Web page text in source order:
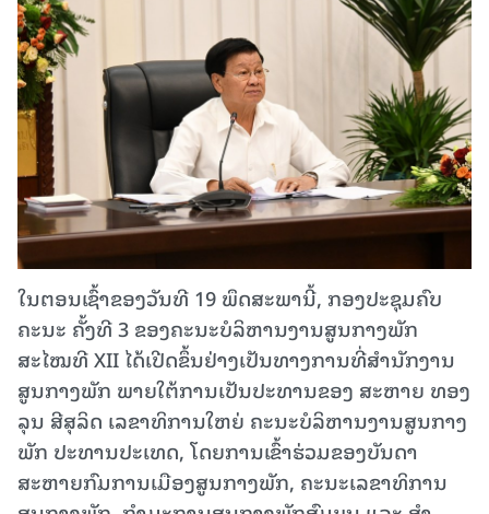
ໃນຕອນເຊົ້າຂອງວັນທີ 19 ພຶດສະພານີ້, ກອງປະຊຸມຄົບ
ຄະນະ ຄັ້ງທີ 3 ຂອງຄະນະບໍລິຫານງານສູນກາງພັກ
ສະໄໝທີ XII ໄດ້ເປີດຂຶ້ນຢ່າງເປັນທາງການທີ່ສໍານັກງານ
ສູນກາງພັກ ພາຍໃຕ້ການເປັນປະທານຂອງ ສະຫາຍ ທອງ
ລຸນ ສີສຸລິດ ເລຂາທິການໃຫຍ່ ຄະນະບໍລິຫານງານສູນກາງ
ພັກ ປະທານປະເທດ, ໂດຍການເຂົ້າຮ່ວມຂອງບັນດາ
ສະຫາຍກົມການເມືອງສູນກາງພັກ, ຄະນະເລຂາທິການ